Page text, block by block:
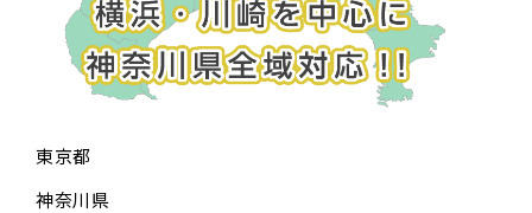
東京都
神奈川県